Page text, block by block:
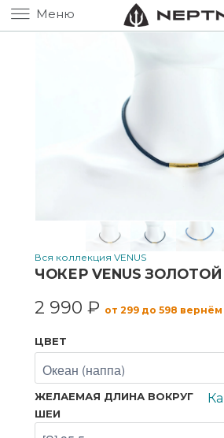
Вся коллекция VENUS
ЧОКЕР VENUS
2 990 ₽ от 299 до 598 вернём
ЦВЕТ
ЖЕЛАЕМАЯ ДЛИНА ВОКРУГ
ШЕИ
Меню